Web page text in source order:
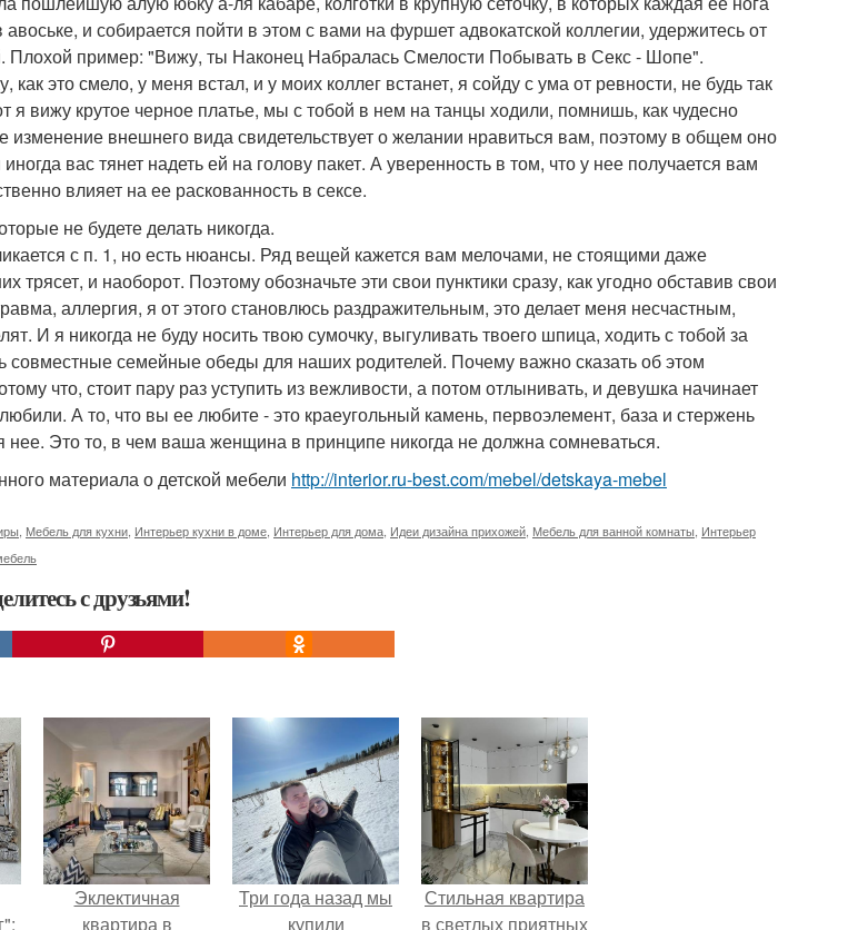
и собирается пойти в этом с вами на фуршет адвокатской коллегии, удержитесь от
Плохой пример: "Вижу, ты Наконец Набралась Смелости Побывать в Секс - Шопе".
это смело, у меня встал, и у моих коллег встанет, я сойду с ума от ревности, не будь так
я вижу крутое черное платье, мы с тобой в нем на танцы ходили, помнишь, как чудесно
внешнего вида свидетельствует о желании нравиться вам, поэтому в общем оно
вас тянет надеть ей на голову пакет. А уверенность в том, что у нее получается вам
влияет на ее раскованность в сексе.
не будете делать никогда.
с п. 1, но есть нюансы. Ряд вещей кажется вам мелочами, не стоящими даже
трясет, и наоборот. Поэтому обозначьте эти свои пунктики сразу, как угодно обставив свои
аллергия, я от этого становлюсь раздражительным, это делает меня несчастным,
И я никогда не буду носить твою сумочку, выгуливать твоего шпица, ходить с тобой за
совместные семейные обеды для наших родителей. Почему важно сказать об этом
что, стоит пару раз уступить из вежливости, а потом отлынивать, и девушка начинает
А то, что вы ее любите - это краеугольный камень, первоэлемент, база и стержень
Это то, в чем ваша женщина в принципе никогда не должна сомневаться.
материала о детской мебели http://interior.ru-best.com/mebel/detskaya-mebel
Мебель для кухни Интерьер кухни в доме Интерьер для дома Идеи дизайна прихожей Мебель для ванной комнаты Интерьер
с друзьями!
Эклектичная
квартира в
Три года назад мы
купили
Стильная квартира
в светлых приятных